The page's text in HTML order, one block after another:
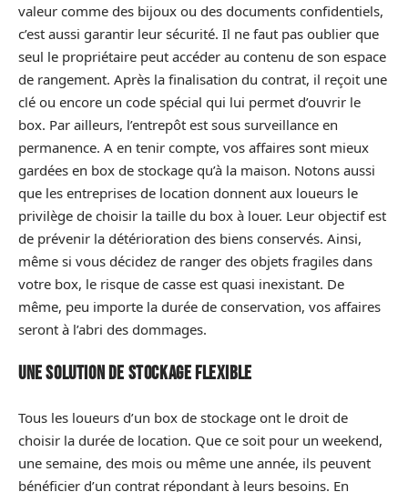
valeur comme des bijoux ou des documents confidentiels,
c’est aussi garantir leur sécurité. Il ne faut pas oublier que
seul le propriétaire peut accéder au contenu de son espace
de rangement. Après la finalisation du contrat, il reçoit une
clé ou encore un code spécial qui lui permet d’ouvrir le
box. Par ailleurs, l’entrepôt est sous surveillance en
permanence. A en tenir compte, vos affaires sont mieux
gardées en box de stockage qu’à la maison. Notons aussi
que les entreprises de location donnent aux loueurs le
privilège de choisir la taille du box à louer. Leur objectif est
de prévenir la détérioration des biens conservés. Ainsi,
même si vous décidez de ranger des objets fragiles dans
votre box, le risque de casse est quasi inexistant. De
même, peu importe la durée de conservation, vos affaires
seront à l’abri des dommages.
Une solution de stockage flexible
Tous les loueurs d’un box de stockage ont le droit de
choisir la durée de location. Que ce soit pour un weekend,
une semaine, des mois ou même une année, ils peuvent
bénéficier d’un contrat répondant à leurs besoins. En